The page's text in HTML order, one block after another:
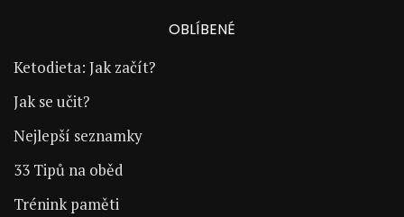
OBLÍBENÉ
Ketodieta: Jak začít?
Jak se učit?
Nejlepší seznamky
33 Tipů na oběd
Trénink paměti